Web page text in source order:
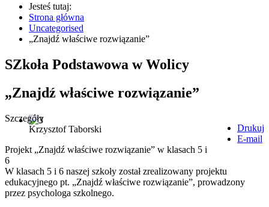
Jesteś tutaj:
Strona główna
Uncategorised
„Znajdź właściwe rozwiązanie”
SZkoła Podstawowa w Wolicy
„Znajdź właściwe rozwiązanie”
Drukuj
E-mail
Szczegóły
Krzysztof Taborski
Projekt „Znajdź właściwe rozwiązanie” w klasach 5 i
6
W klasach 5 i 6 naszej szkoły został zrealizowany projektu
edukacyjnego pt. „Znajdź właściwe rozwiązanie”, prowadzony
przez psychologa szkolnego.